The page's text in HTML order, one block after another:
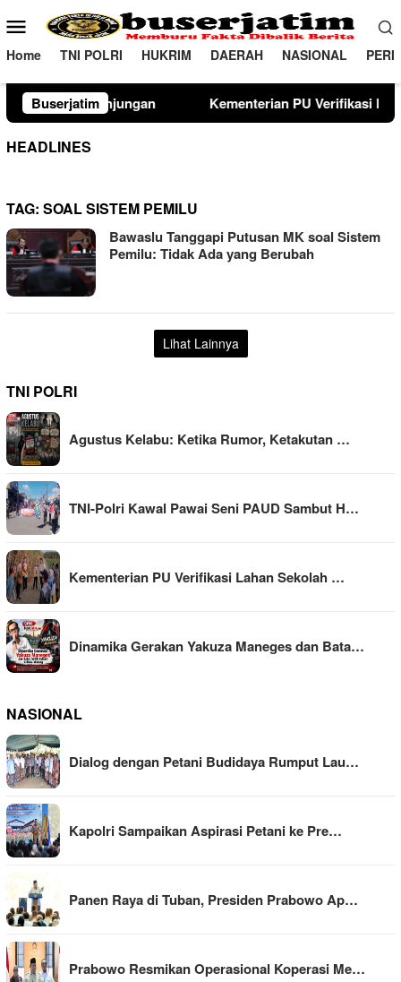
ke
konten
Menu
Mobile
Home TNI POLRI HUKRIM DAERAH NASIONAL
BuserjatimKementerian PU Verifikasi Lahan Sekolah Rakyat
HEADLINES
TAG: SOAL SISTEM PEMILU
Bawaslu Tanggapi Putusan MK soal Sistem
Pemilu: Tidak Ada yang Berubah
Lihat Lainnya
TNI POLRI
Agustus Kelabu: Ketika Rumor, Ketakutan …
TNI-Polri Kawal Pawai Seni PAUD Sambut H…
Kementerian PU Verifikasi Lahan Sekolah …
Dinamika Gerakan Yakuza Maneges dan Bata…
NASIONAL
Dialog dengan Petani Budidaya Rumput Lau…
Kapolri Sampaikan Aspirasi Petani ke Pre…
Panen Raya di Tuban, Presiden Prabowo Ap…
Prabowo Resmikan Operasional Koperasi Me…